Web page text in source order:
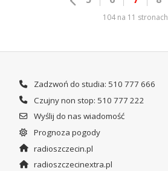
104 na 11 stronach
Zadzwoń do studia: 510 777 666
Czujny non stop: 510 777 222
Wyślij do nas wiadomość
Prognoza pogody
radioszczecin.pl
radioszczecinextra.pl